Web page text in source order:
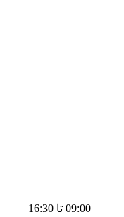
09:00 تا 16:30